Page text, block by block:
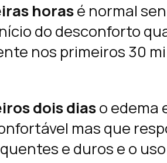
horasé normal
do desconforto
nos primeiros 30
dois diaso edema
mas que
e duros e o